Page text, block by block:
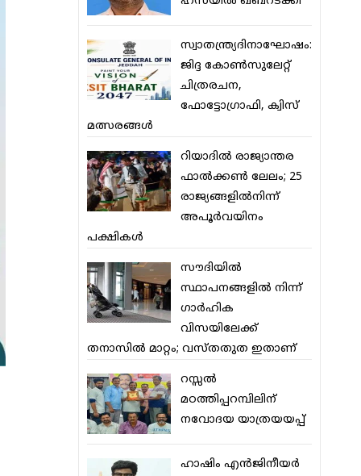
സ്വാതന്ത്ര്യദിനാഘോഷം:
ജിദ്ദ കോണ്‍സുലേറ്റ്
ചിത്രരചന,
ഫോട്ടോഗ്രാഫി, ക്വിസ്
മത്സരങ്ങള്‍
റിയാദില്‍ രാജ്യാന്തര
ഫാല്‍ക്കണ്‍ ലേലം; 25
രാജ്യങ്ങളില്‍നിന്ന്
അപൂര്‍വയിനം
പക്ഷികള്‍
സൗദിയില്‍
സ്ഥാപനങ്ങളില്‍ നിന്ന്
ഗാര്‍ഹിക
വിസയിലേക്ക്
തനാസില്‍ മാറ്റം; വസ്തതുത ഇതാണ്
റസ്സല്‍
മഠത്തിപ്പറമ്പിലിന്
നവോദയ യാത്രയയപ്പ്
ഹാഷിം എന്‍ജിനീയര്‍